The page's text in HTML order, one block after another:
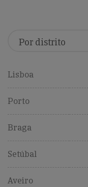
Lisboa
Porto
Braga
Setúbal
Aveiro